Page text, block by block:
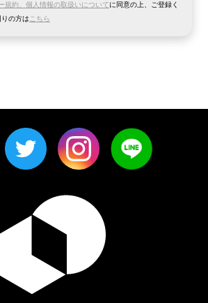
規約、個人情報の取扱いについてに同意の上、ご登録く
の方はこちら